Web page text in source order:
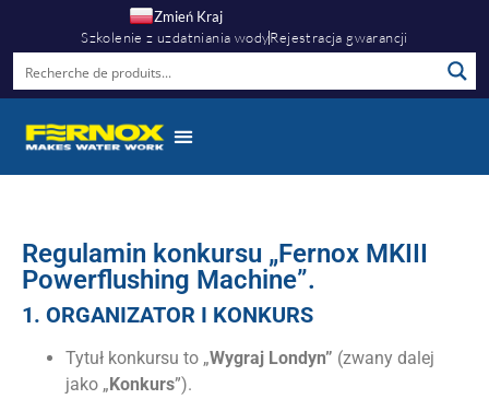
Zmień Kraj
Szkolenie z uzdatniania wodyRejestracja gwarancji
Regulamin konkursu „Fernox MKIII
Powerflushing Machine”.
1. ORGANIZATOR I KONKURS
Tytuł konkursu to „Wygraj Londyn” (zwany dalej
jako „ Konkurs”).